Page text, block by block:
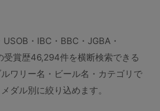
・IBC・BBC・JGBA・
受賞歴46,294件を横断検索できる
ワリー名・ビール名・カテゴリで
ダル別に絞り込めます。